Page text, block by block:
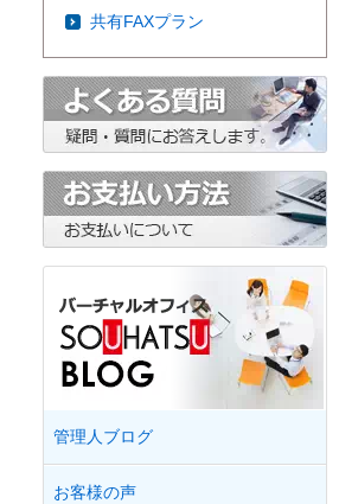
共有FAXプラン
管理人ブログ
お客様の声